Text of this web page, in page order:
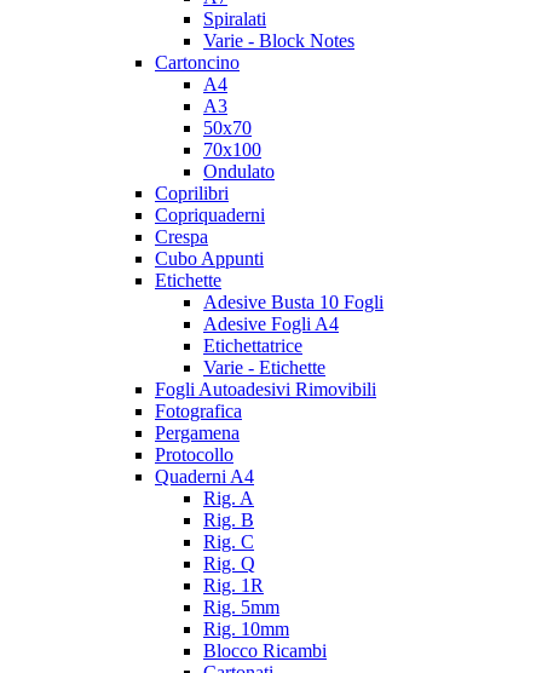
Spiralati
Varie - Block Notes
Cartoncino
A4
A3
50x70
70x100
Ondulato
Coprilibri
Copriquaderni
Crespa
Cubo Appunti
Etichette
Adesive Busta 10 Fogli
Adesive Fogli A4
Etichettatrice
Varie - Etichette
Fogli Autoadesivi Rimovibili
Fotografica
Pergamena
Protocollo
Quaderni A4
Rig. A
Rig. B
Rig. C
Rig. Q
Rig. 1R
Rig. 5mm
Rig. 10mm
Blocco Ricambi